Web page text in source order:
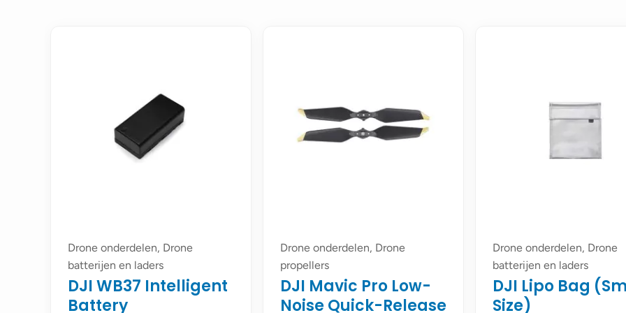
Drone onderdelen, Drone
batterijen en laders
DJI WB37 Intelligent
Battery
Drone onderdelen, Drone
propellers
DJI Mavic Pro Low-
Noise Quick-Release
Drone onderdelen, Drone
batterijen en laders
DJI Lipo Bag
Size)